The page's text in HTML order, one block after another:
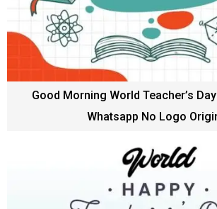
Good Morning World Teacher’s
Whatsapp No Logo